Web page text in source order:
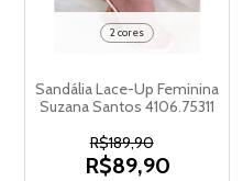
2 cores
Sandália Lace-Up Feminina
Suzana Santos 4106.75311
R$189,90
R$89,90